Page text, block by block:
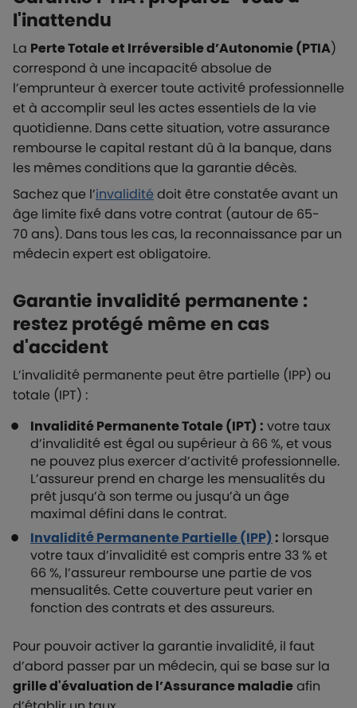
l'inattendu
La Perte Totale et Irréversible d’Autonomie (PTIA)
correspond à une incapacité absolue de
l’emprunteur à exercer toute activité professionnelle
et à accomplir seul les actes essentiels de la vie
quotidienne. Dans cette situation, votre assurance
rembourse le capital restant dû à la banque, dans
les mêmes conditions que la garantie décès.
Sachez que l’invaliditédoit être constatée avant un
âge limite fixé dans votre contrat (autour de 65-
70 ans). Dans tous les cas, la reconnaissance par un
médecin expert est obligatoire.
Garantie invalidité permanente :
restez protégé même en cas
d'accident
L’invalidité permanente peut être partielle (IPP) ou
totale (IPT) :
Invalidité Permanente Totale (IPT) : votre taux
d’invalidité est égal ou supérieur à 66 %, et vous
ne pouvez plus exercer d’activité professionnelle.
L’assureur prend en charge les mensualités du
prêt jusqu’à son terme ou jusqu’à un âge
maximal défini dans le contrat.
Invalidité Permanente Partielle (IPP) : lorsque
votre taux d’invalidité est compris entre 33 % et
66 %, l’assureur rembourse une partie de vos
mensualités. Cette couverture peut varier en
fonction des contrats et des assureurs.
Pour pouvoir activer la garantie invalidité, il faut
d’abord passer par un médecin, qui se base sur la
grille d'évaluation de l’Assurance maladieafin